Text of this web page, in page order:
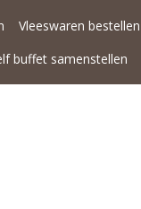
Vleeswaren bestellen
buffet samenstellen